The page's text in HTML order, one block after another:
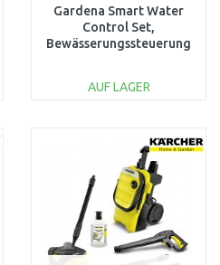
Gardena Smart Water
Control Set,
Bewässerungssteuerung
AUF LAGER
Vergleichen